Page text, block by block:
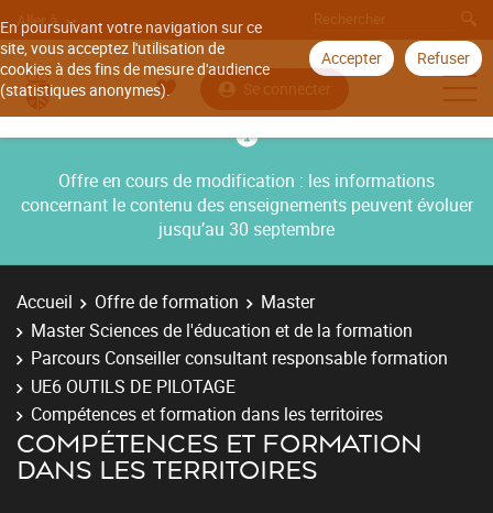
En poursuivant votre navigation sur ce
site, vous acceptez l'utilisation de
cookies à des fins de mesure d'audience
(statistiques anonymes).
Accepter Refuser
Aller à
Se connecter
Offre en cours de modification : les informations
concernant le contenu des enseignements peuvent évoluer
jusqu’au 30 septembre
Accueil Offre de formation
Master
Master Sciences de l'éducation et de la formation
Parcours Conseiller consultant responsable formation
UE6 OUTILS DE PILOTAGE
Compétences et formation dans les territoires
COMPÉTENCES ET FORMATION
DANS LES TERRITOIRES